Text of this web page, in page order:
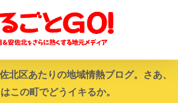
北区あたりの地域情熱ブログ。さあ、
この町でどうイキるか。